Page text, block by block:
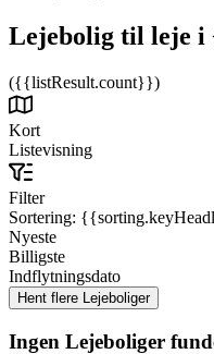
Lejebolig til leje i
({{listResult.count}})
Kort
Listevisning
Filter
Sortering:
Nyeste
Billigste
Indflytningsdato
Ingen Lejeboliger